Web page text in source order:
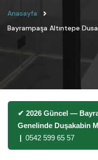
Anasayfa
Bayrampaşa Altıntepe
✔ 2026 Güncel —
Genelinde Duşakabin
| 0542 599 65 57